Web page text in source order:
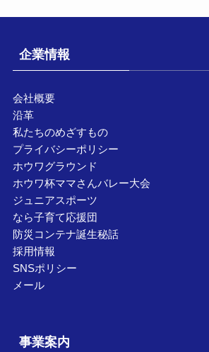
企業情報
会社概要
沿革
私たちのめざすもの
プライバシーポリシー
ホウワグラウンド
ホウワ杯ママさんバレー大会
ジュニアスポーツ
なら子育て応援団
防災コンテナ誕生秘話
採用情報
SNSポリシー
メール
事業案内